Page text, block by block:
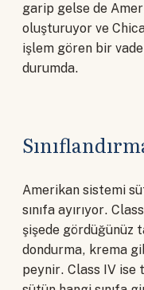
garip gelse de
oluşturuyor ve
işlem gören bir
durumda.
Amerikan sistemi
sınıfa ayırıyor.
şişede gördüğünüz
dondurma, krema
peynir. Class IV ise